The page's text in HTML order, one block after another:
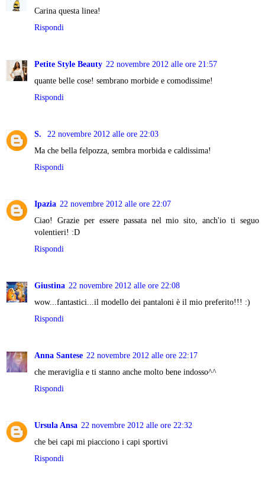
Carina questa linea!
Rispondi
Petite Style Beauty 22 novembre 2012 alle ore 21:57
quante belle cose! sembrano morbide e comodissime!
Rispondi
S.
22 novembre 2012 alle ore 22:03
Ma che bella felpozza, sembra morbida e caldissima!
Rispondi
Ipazia 22 novembre 2012 alle ore 22:07
Ciao! Grazie per essere passata nel mio sito, anch'io ti seguo
volentieri! :D
Rispondi
Giustina 22 novembre 2012 alle ore 22:08
wow...fantastici...il modello dei pantaloni è il mio preferito!!! :)
Rispondi
Anna Santese 22 novembre 2012 alle ore 22:17
che meraviglia e ti stanno anche molto bene indosso^^
Rispondi
Ursula Ansa 22 novembre 2012 alle ore 22:32
che bei capi mi piacciono i capi sportivi
Rispondi